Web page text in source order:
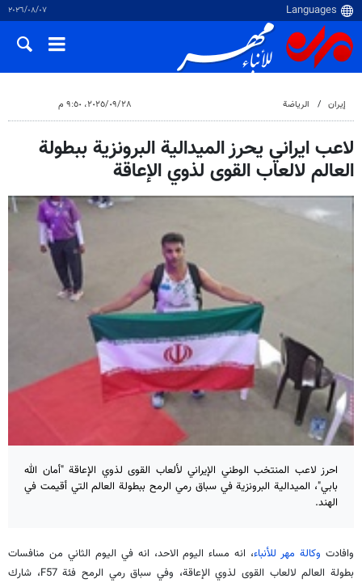
٠٧‏/٠٨‏/٢٠٢٦
إيران الرياضة ٢٨‏/٠٩‏/٢٠٢٥، ٩:٥٠ م
لاعب ايراني يحرز الميدالية البرونزية ببطولة
العالم لالعاب القوى لذوي الإعاقة
احرز لاعب المنتخب الوطني الإيراني لألعاب القوى لذوي الإعاقة "أمان الله
بابي"، الميدالية البرونزية في سباق رمي الرمح ببطولة العالم التي أقيمت في
الهند.
وافادت وكالة مهر للأنباء، انه مساء اليوم الاحد، انه في اليوم الثاني من منافسات
بطولة العالم لالعاب القوى لذوي الإعاقة، وفي سباق رمي الرمح فئة F57، شارك